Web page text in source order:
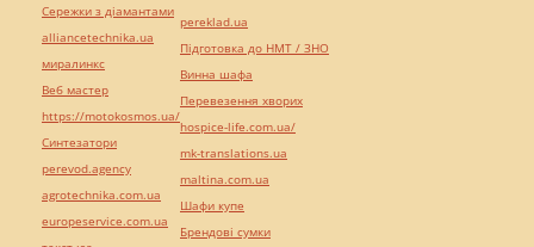
Сережки з діамантами
alliancetechnika.ua
миралинкс
Веб мастер
https://motokosmos.ua/
Синтезатори
perevod.agency
agrotechnika.com.ua
europeservice.com.ua
pereklad.ua
Підготовка до НМТ / ЗНО
Винна шафа
Перевезення хворих
hospice-life.com.ua/
mk-translations.ua
maltina.com.ua
Шафи купе
Брендові сумки